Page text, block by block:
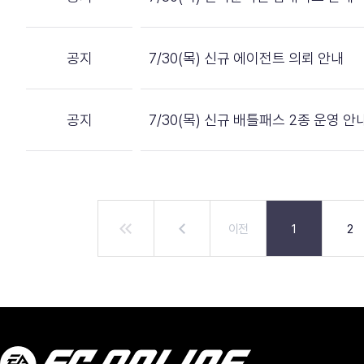
공지 7/30(목) 신규 에이전트 의뢰 안내
공지 7/30(목) 신규 배틀패스 2종 운영 안
이전 1 2